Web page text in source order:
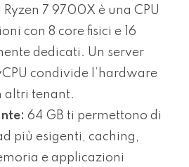
Ryzen 7 9700X è una CPU
con 8 core fisici e 16
dedicati. Un server
condivide l’hardware
altri tenant.
64 GB ti permettono di
più esigenti, caching,
e applicazioni